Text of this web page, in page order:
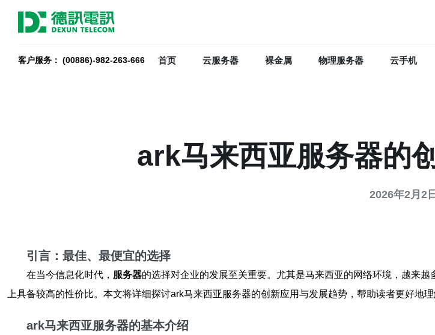
客户服务： (00886)-982-263-666 首页 云服务器 裸金属 物理服务器 云手机
ark马来西亚服务器的
2026年2月2日
引言：最佳、最便宜的选择
在当今信息化时代， 服务器的选择对企业的发展至关重要。尤其是马来西亚的网络环境，越来越
上具备较高的性价比。本文将详细探讨ark马来西亚服务器的创新应用与发展趋势，帮助读者更好地
ark马来西亚服务器的基本介绍